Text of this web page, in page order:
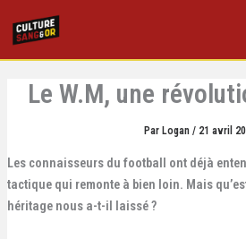
Le W.M, une
Par Logan / 21 avril
Les connaisseurs du football ont déjà
tactique qui remonte à bien loin. Mais
héritage nous a-t-il laissé ?